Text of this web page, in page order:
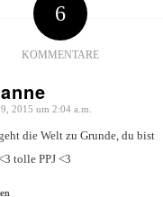
6
KOMMENTARE
2015 um 2:04 a.m.
die Welt zu Grunde, du bist
tolle PPJ <3